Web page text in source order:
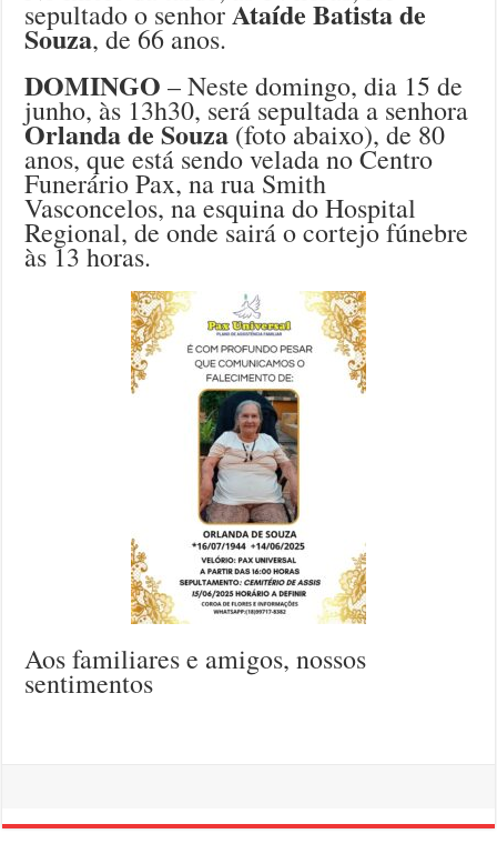
sepultado o senhorAtaíde Batista de
Souza, de 66 anos.
DOMINGO – Neste domingo, dia 15 de
junho, às 13h30, será sepultada a senhora
Orlanda de Souza (foto abaixo), de 80
anos, que está sendo velada no Centro
Funerário Pax, na rua Smith
Vasconcelos, na esquina do Hospital
Regional, de onde sairá o cortejo fúnebre
às 13 horas.
Aos familiares e amigos, nossos
sentimentos